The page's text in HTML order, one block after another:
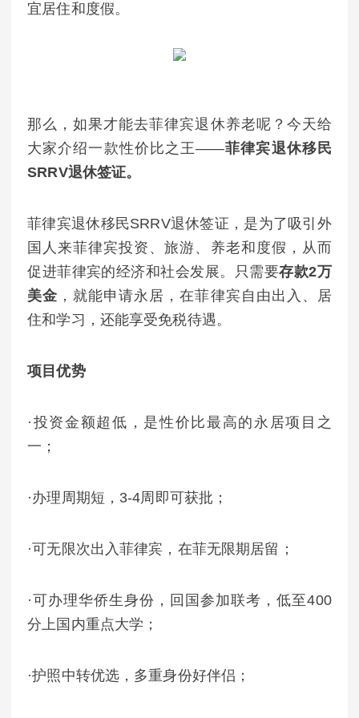
宜居住和度假。
那么，如果才能去菲律宾退休养老呢？今天给
大家介绍一款性价比之王——菲律宾退休移民
SRRV退休签证。
菲律宾退休移民SRRV退休签证，是为了吸引外
国人来菲律宾投资、旅游、养老和度假，从而
促进菲律宾的经济和社会发展。只需要存款2万
美金 ，就能申请永居，在菲律宾自由出入、居
住和学习，还能享受免税待遇。
项目优势
·投资金额超低，是性价比最高的永居项目之
一；
·办理周期短，3-4周即可获批；
·可无限次出入菲律宾，在菲无限期居留；
·可办理华侨生身份，回国参加联考，低至400
分上国内重点大学；
·护照中转优选，多重身份好伴侣；